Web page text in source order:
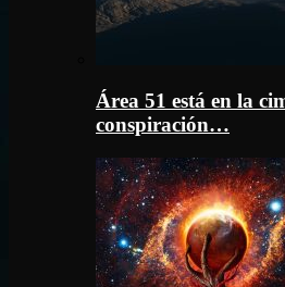
Área 51 está en la
conspiración…